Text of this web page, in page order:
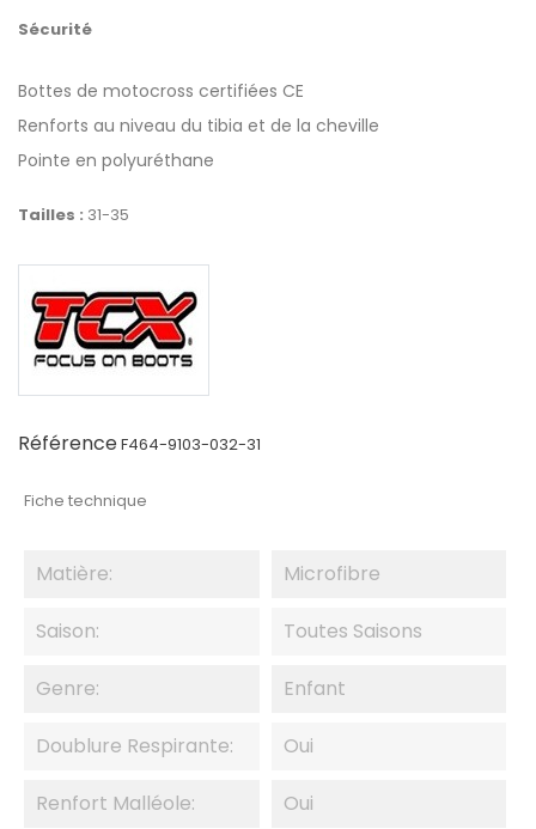
Sécurité
Bottes de motocross certifiées CE
Renforts au niveau du tibia et de la cheville
Pointe en polyuréthane
Tailles : 31-35
RéférenceF464-9103-032-31
Fiche technique
Matière: Microfibre
Saison: Toutes Saisons
Genre: Enfant
Doublure Respirante: Oui
Renfort Malléole: Oui